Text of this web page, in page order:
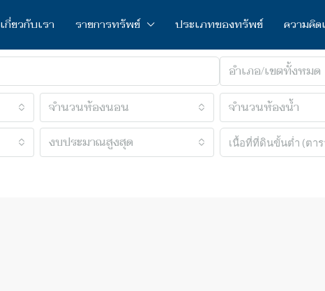
เกี่ยวกับเรา รายการทรัพย์ ประเภทของทรัพย์ ความคิด
อำเภอ/เขตทั้งหมด
จำนวนห้องนอน จำนวนห้องน้ำ
งบประมาณสูงสุด